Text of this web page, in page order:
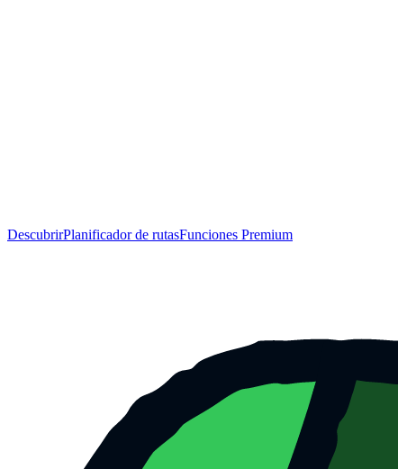
DescubrirPlanificador de rutasFunciones Premium